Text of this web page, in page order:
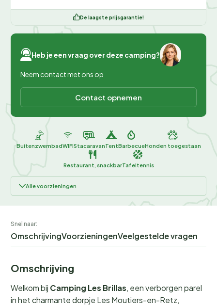
De laagste prijsgarantie!
Heb je een vraag over deze camping?
Neem contact met ons op
Contact opnemen
BuitenzwembadWIFIStacaravanTentBarbecueHonden toegestaan
Restaurant, snackbarTafeltennis
Alle voorzieningen
Snel naar:
OmschrijvingVoorzieningenVeelgestelde vragen
Omschrijving
Welkom bij Camping Les Brillas, een verborgen parel
in het charmante dorpje Les Moutiers-en-Retz,